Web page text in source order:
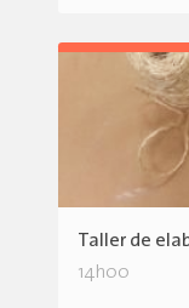
Taller de
14h00